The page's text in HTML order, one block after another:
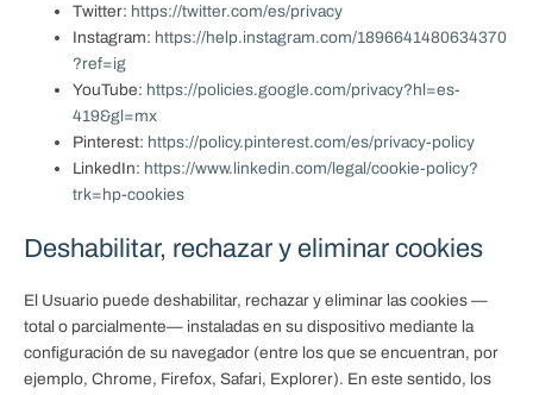
Twitter: https://twitter.com/es/privacy
Instagram: https://help.instagram.com/1896641480634370
?ref=ig
YouTube: https://policies.google.com/privacy?hl=es-
419&gl=mx
Pinterest: https://policy.pinterest.com/es/privacy-policy
LinkedIn: https://www.linkedin.com/legal/cookie-policy?
trk=hp-cookies
Deshabilitar, rechazar y eliminar cookies
El Usuario puede deshabilitar, rechazar y eliminar las cookies —
total o parcialmente— instaladas en su dispositivo mediante la
configuración de su navegador (entre los que se encuentran, por
ejemplo, Chrome, Firefox, Safari, Explorer). En este sentido, los